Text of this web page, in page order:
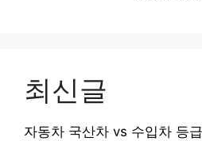
최신글
자동차 국산차 vs 수입차 등